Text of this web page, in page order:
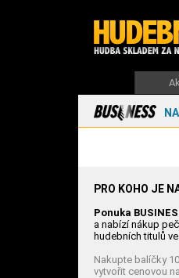
PRO KOHO JE
Ponuka
a nabízí nákup
hudebních titulů
Nakupte balíčky
vytvořit cenovou